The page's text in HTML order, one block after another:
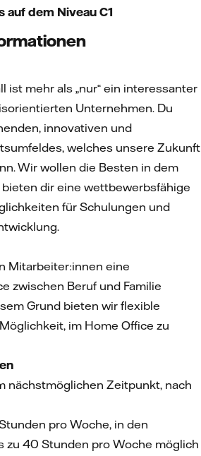
auf dem Niveau C1
ist mehr als „nur“ ein interessanter
Unternehmen. Du
innovativen und
welches unsere Zukunft
Wir wollen die Besten in dem
bieten dir eine wettbewerbsfähige
für Schulungen und
Mitarbeiter:innen eine
zwischen Beruf und Familie
Grund bieten wir flexible
im Home Office zu
nächstmöglichen Zeitpunkt, nach
pro Woche, in den
zu 40 Stunden pro Woche möglich